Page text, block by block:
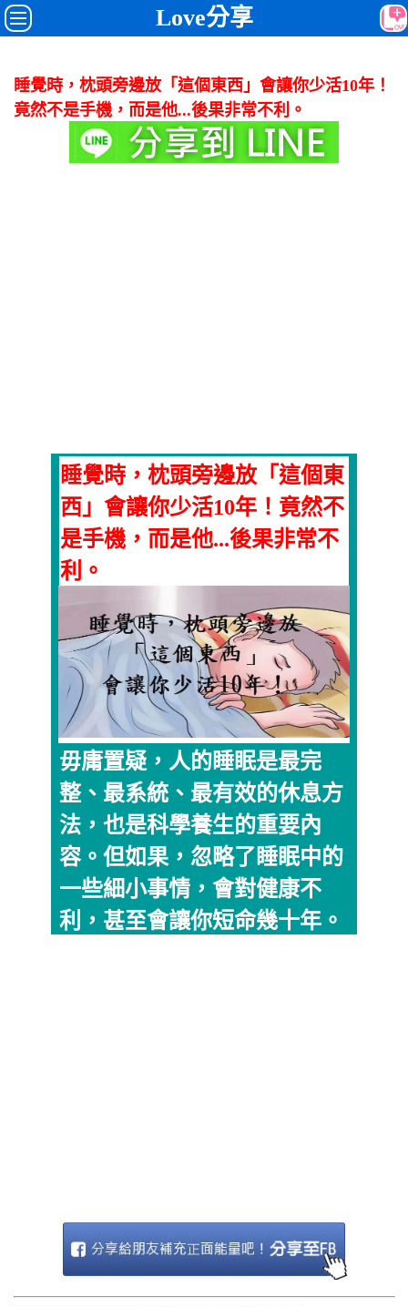
Love分享
睡覺時，枕頭旁邊放「這個東西」會讓你少活10年！
竟然不是手機，而是他...後果非常不利。
睡覺時，枕頭旁邊放「這個東
西」會讓你少活10年！竟然不
是手機，而是他...後果非常不
利。
毋庸置疑，人的睡眠是最完
整、最系統、最有效的休息方
法，也是科學養生的重要內
容。但如果，忽略了睡眠中的
一些細小事情，會對健康不
利，甚至會讓你短命幾十年。